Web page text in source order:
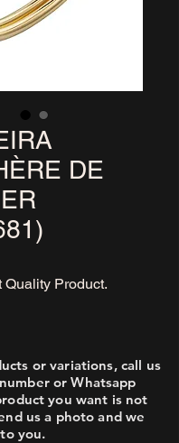
DE
Quality Product.
or variations, call us
or Whatsapp
you want is not
us a photo and we
you.